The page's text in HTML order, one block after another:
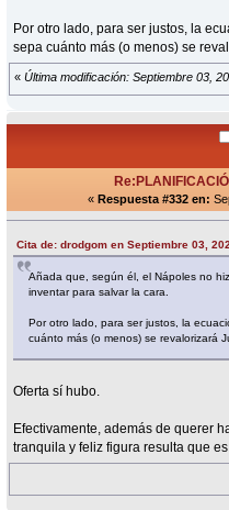
Por otro lado, para ser justos, la
sepa cuánto más (o menos) se
« Última modificación: Septiembre 03,
« Respuesta #332 en:
Cita de: drodgom en Septiembre 03,
Añada que, según él, el Nápoles no
inventar para salvar la cara.
Por otro lado, para ser justos, la
cuánto más (o menos) se revalorizará
Oferta sí hubo.
Efectivamente, además de querer
tranquila y feliz figura resulta que es